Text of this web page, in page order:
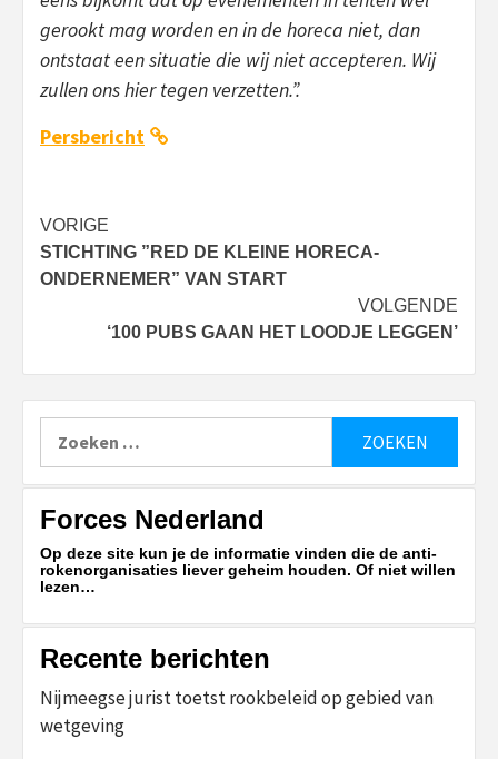
gerookt mag worden en in de horeca niet, dan
ontstaat een situatie die wij niet accepteren. Wij
zullen ons hier tegen verzetten.”.
Persbericht
Bericht
navigatie
VORIGE
STICHTING ”RED DE KLEINE HORECA-
ONDERNEMER” VAN START
VOLGENDE
‘100 PUBS GAAN HET LOODJE LEGGEN’
naar:
Forces Nederland
Op deze site kun je de informatie vinden die de anti-
rokenorganisaties liever geheim houden. Of niet willen
lezen…
Recente berichten
Nijmeegse jurist toetst rookbeleid op gebied van
wetgeving